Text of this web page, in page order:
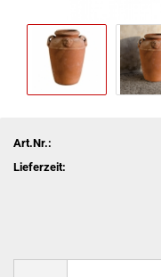
Art.Nr.:
Lieferzeit: